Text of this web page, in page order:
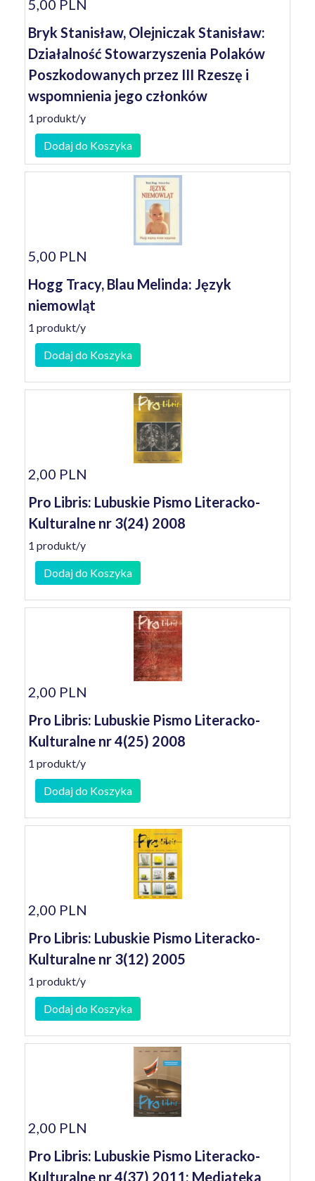
5,00 PLN
Bryk Stanisław, Olejniczak Stanisław:
Działalność Stowarzyszenia Polaków
Poszkodowanych przez III Rzeszę i
wspomnienia jego członków
1 produkt/y
Dodaj do Koszyka
5,00 PLN
Hogg Tracy, Blau Melinda: Język
niemowląt
1 produkt/y
Dodaj do Koszyka
2,00 PLN
Pro Libris: Lubuskie Pismo Literacko-
Kulturalne nr 3(24) 2008
1 produkt/y
Dodaj do Koszyka
2,00 PLN
Pro Libris: Lubuskie Pismo Literacko-
Kulturalne nr 4(25) 2008
1 produkt/y
Dodaj do Koszyka
2,00 PLN
Pro Libris: Lubuskie Pismo Literacko-
Kulturalne nr 3(12) 2005
1 produkt/y
Dodaj do Koszyka
2,00 PLN
Pro Libris: Lubuskie Pismo Literacko-
Kulturalne nr 4(37) 2011: Mediateka